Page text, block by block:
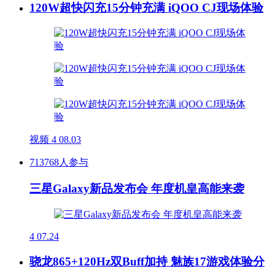
120W超快闪充15分钟充满 iQOO CJ现场体验
视频 4 08.03
713768人参与
三星Galaxy新品发布会 年度机皇高能来袭
4 07.24
骁龙865+120Hz双Buff加持 魅族17游戏体验分